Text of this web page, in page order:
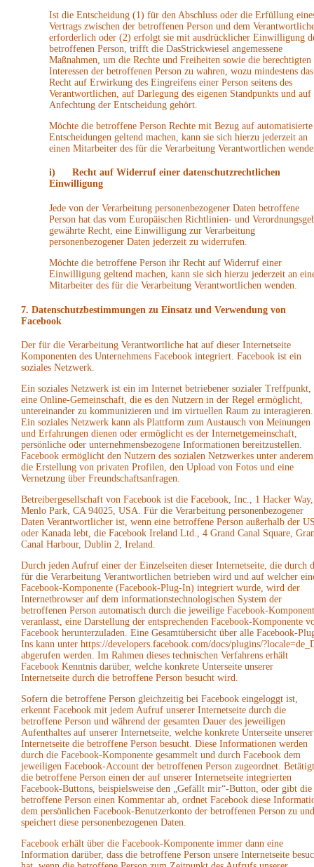
Ist die Entscheidung (1) für den Abschluss oder die Erfüllung
Vertrags zwischen der betroffenen Person und dem
erforderlich oder (2) erfolgt sie mit ausdrücklicher Einwilligung
betroffenen Person, trifft die DasStrickwiesel angemessene
Maßnahmen, um die Rechte und Freiheiten sowie die berechtigten
Interessen der betroffenen Person zu wahren, wozu mindestens das
Recht auf Erwirkung des Eingreifens einer Person seitens des
Verantwortlichen, auf Darlegung des eigenen Standpunkts und auf
Anfechtung der Entscheidung gehört.
Möchte die betroffene Person Rechte mit Bezug auf automatisierte
Entscheidungen geltend machen, kann sie sich hierzu jederzeit an
einen Mitarbeiter des für die Verarbeitung Verantwortlichen
i) Recht auf Widerruf einer datenschutzrechtlichen
Einwilligung
Jede von der Verarbeitung personenbezogener Daten betroffene
Person hat das vom Europäischen Richtlinien- und
gewährte Recht, eine Einwilligung zur Verarbeitung
personenbezogener Daten jederzeit zu widerrufen.
Möchte die betroffene Person ihr Recht auf Widerruf einer
Einwilligung geltend machen, kann sie sich hierzu jederzeit an
Mitarbeiter des für die Verarbeitung Verantwortlichen wenden.
7. Datenschutzbestimmungen zu Einsatz und Verwendung von
Facebook
Der für die Verarbeitung Verantwortliche hat auf dieser Internetseite
Komponenten des Unternehmens Facebook integriert. Facebook ist ein
soziales Netzwerk.
Ein soziales Netzwerk ist ein im Internet betriebener sozialer Treffpunkt,
eine Online-Gemeinschaft, die es den Nutzern in der Regel ermöglicht,
untereinander zu kommunizieren und im virtuellen Raum zu interagieren.
Ein soziales Netzwerk kann als Plattform zum Austausch von Meinungen
und Erfahrungen dienen oder ermöglicht es der Internetgemeinschaft,
persönliche oder unternehmensbezogene Informationen bereitzustellen.
Facebook ermöglicht den Nutzern des sozialen Netzwerkes unter anderem
die Erstellung von privaten Profilen, den Upload von Fotos und eine
Vernetzung über Freundschaftsanfragen.
Betreibergesellschaft von Facebook ist die Facebook, Inc., 1 Hacker Way,
Menlo Park, CA 94025, USA. Für die Verarbeitung personenbezogener
Daten Verantwortlicher ist, wenn eine betroffene Person außerhalb der
oder Kanada lebt, die Facebook Ireland Ltd., 4 Grand Canal Square,
Canal Harbour, Dublin 2, Ireland.
Durch jeden Aufruf einer der Einzelseiten dieser Internetseite, die durch
für die Verarbeitung Verantwortlichen betrieben wird und auf welcher
Facebook-Komponente (Facebook-Plug-In) integriert wurde, wird der
Internetbrowser auf dem informationstechnologischen System der
betroffenen Person automatisch durch die jeweilige Facebook-
veranlasst, eine Darstellung der entsprechenden Facebook-Komponente
Facebook herunterzuladen. Eine Gesamtübersicht über alle Facebook-
Ins kann unter https://developers.facebook.com/docs/plugins/
abgerufen werden. Im Rahmen dieses technischen Verfahrens erhält
Facebook Kenntnis darüber, welche konkrete Unterseite unserer
Internetseite durch die betroffene Person besucht wird.
Sofern die betroffene Person gleichzeitig bei Facebook eingeloggt ist,
erkennt Facebook mit jedem Aufruf unserer Internetseite durch die
betroffene Person und während der gesamten Dauer des jeweiligen
Aufenthaltes auf unserer Internetseite, welche konkrete Unterseite unserer
Internetseite die betroffene Person besucht. Diese Informationen werden
durch die Facebook-Komponente gesammelt und durch Facebook dem
jeweiligen Facebook-Account der betroffenen Person zugeordnet. Betätigt
die betroffene Person einen der auf unserer Internetseite integrierten
Facebook-Buttons, beispielsweise den „Gefällt mir“-Button, oder gibt die
betroffene Person einen Kommentar ab, ordnet Facebook diese
dem persönlichen Facebook-Benutzerkonto der betroffenen Person zu und
speichert diese personenbezogenen Daten.
Facebook erhält über die Facebook-Komponente immer dann eine
Information darüber, dass die betroffene Person unsere Internetseite